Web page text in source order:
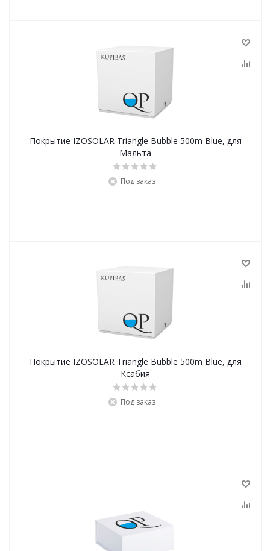
Покрытие IZOSOLAR Triangle Bubble 500m Blue, для
Мальта
Под заказ
Покрытие IZOSOLAR Triangle Bubble 500m Blue, для
Ксабия
Под заказ